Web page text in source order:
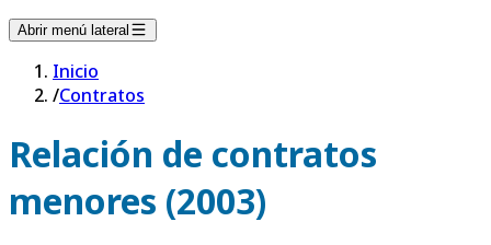
Abrir menú lateral
Inicio
/Contratos
Relación de contratos
menores (2003)